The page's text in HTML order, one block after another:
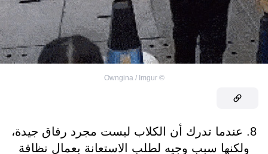
©
Owngina / Imgur
8. عندما تدرك أن الكلاب ليست مجرد رفاق جيدة،
ولكنها سبب وجيه لطلب الاستعانة بعمال نظافة